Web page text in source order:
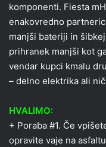
komponenti. Fiesta
enakovredno
manjši bateriji in
prihranek manjši kot
vendar kupci kmalu
– delno elektrika ali
HVALIMO:
+ Poraba #1. Če
opravite vaje na